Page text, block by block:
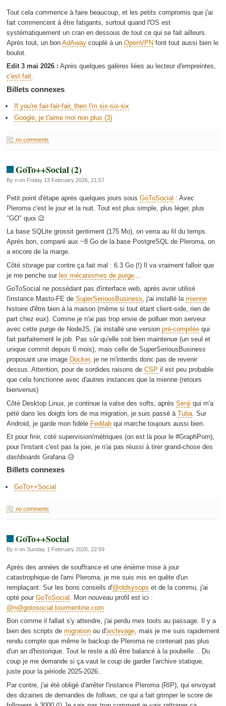
Tout cela commence à faire beaucoup, et les petits compromis que j'ai
fait commencent à être fatigants, surtout quand l'OS est
systématiquement un cran en dessous de tout ce qui se fait ailleurs.
Après tout, un bon AdAwaycouplé à un OpenVPN font tout aussi bien le
boulot.
Edit 3 mai 2026 : Après quelques galères liées au lecteur d'empreintes,
c'est fait.
Billets connexes
If you're fair-fair-fair, then I'm six-six-six
Google, je t'aime moi non plus (3)
no comments
GoTo++Social (2)
By n on Friday 13 February 2026, 21:57
Petit point d'étape après quelques jours sous GoToSocial : Avec
Pleroma c'est le jour et la nuit. Tout est plus simple, plus léger, plus
"GO" quoi 😉
La base SQLite grossit gentiment (175 Mo), on verra au fil du temps.
Après bon, comparé aux ~8 Go de la base PostgreSQL de Pleroma, on
a encore de la marge.
Côté storagepar contre ça fait mal : 6.3 Go (!) Il va vraiment falloir que
je me penche sur les mécanismes de purge...
GoToSocial ne possédant pas d'interface web, après avoir utilisé
l'instance Masto-FE de SuperSeriousBusiness, j'ai installé la mienne
histoire d'être bien à la maison (même si tout étant client-side, rien de
part chez eux). Comme je n'ai pas trop envie de polluer mon serveur
avec cette purge de NodeJS, j'ai installé une version pré-compiléequi
fait parfaitement le job. Pas sûr qu'elle soit bien maintenue (un seul et
unique commit depuis 6 mois), mais celle de SuperSeriousBusiness
proposant une image Docker, je ne m'interdis donc pas de revenir
dessus. Attention, pour de sordides raisons de CSP il est peu probable
que cela fonctionne avec d'autres instances que la mienne (retours
bienvenus)
Côté Desktop Linux, je continue la valse des softs, après Senji qui m'a
pété dans les doigts lors de ma migration, je suis passé à Tuba. Sur
Android, je garde mon fidèle Fedilabqui marche toujours aussi bien.
Et pour finir, coté supervision/métriques (on est là pour le #GraphPorn),
pour l'instant c'est pas la joie, je n'ai pas réussi à tirer grand-chose des
dashboards Grafana 😥
Billets connexes
GoTo++Social
no comments
GoTo++Social
By n on Sunday 1 February 2026, 22:59
Après des années de souffrance et une énième mise à jour
catastrophique de l'ami Pleroma, je me suis mis en quête d'un
remplaçant. Sur les bons conseils d'@oldsysops et de la commu, j'ai
opté pour GoToSocial . Mon nouveau profil est ici :
@n@gotosocial.tourmentine.com
Bon comme il fallait s'y attendre, j'ai perdu mes toots au passage. Il y a
bien des scripts de migrationou d'archivage, mais je me suis rapidement
rendu compte que même le backup de Pleroma ne contenait pas plus
d'un an d'historique. Tout le reste a dû être balancé à la poubelle... Du
coup je me demande si ça vaut le coup de garder l'archive statique,
juste pour la période 2025-2026..
Par contre, j'ai été obligé d'arrêter l'instance Pleroma (RIP), qui envoyait
des dizaines de demandes de follows , ce qui a fait grimper le score de